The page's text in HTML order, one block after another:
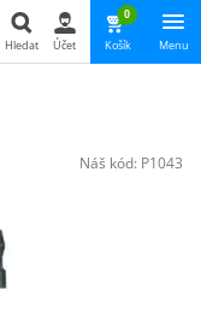
Hledat Účet
0
Košík Menu
Náš kód: P1043